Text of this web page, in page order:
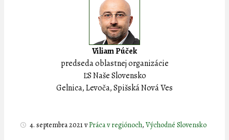
Viliam Púček
predseda oblastnej organizácie
ĽS Naše Slovensko
Gelnica, Levoča, Spišská Nová Ves
4. septembra 2021vPráca v regiónoch, Východné Slovensko